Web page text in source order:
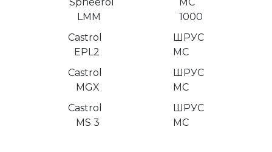
LMM
1000
Castrol
EPL2
ШРУС
МС
Castrol
MGX
ШРУС
МС
Castrol
MS 3
ШРУС
МС